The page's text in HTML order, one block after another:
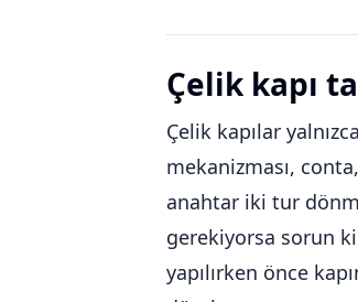
Çelik kapı
Çelik kapılar
mekanizması,
anahtar iki tur
gerekiyorsa sorun
yapılırken önce